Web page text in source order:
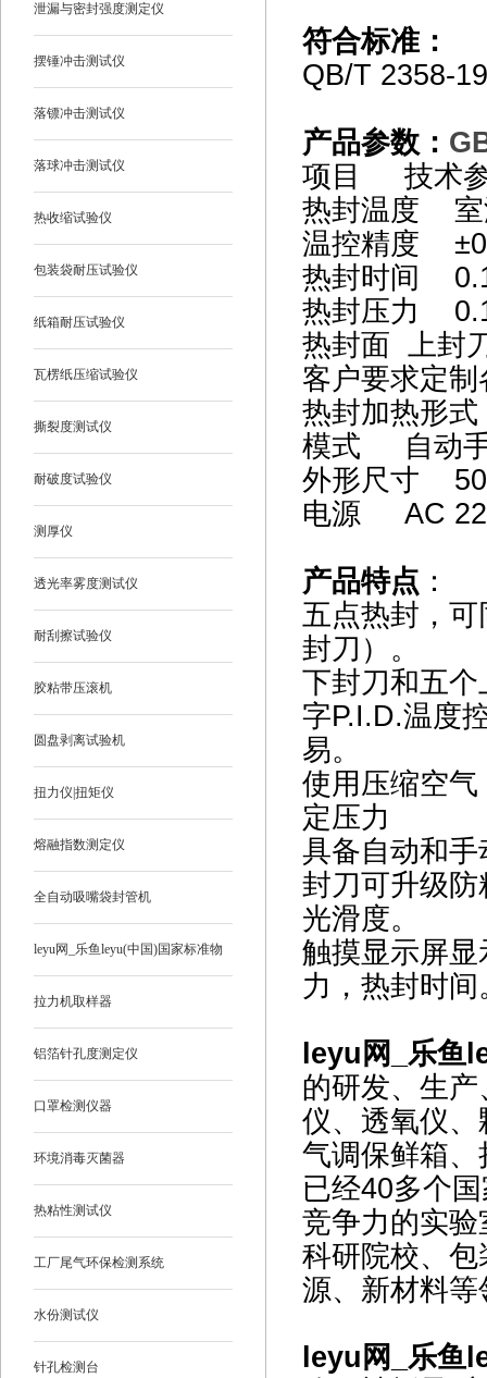
泄漏与密封强度测定仪
摆锤冲击测试仪
落镖冲击测试仪
落球冲击测试仪
热收缩试验仪
包装袋耐压试验仪
纸箱耐压试验仪
瓦楞纸压缩试验仪
撕裂度测试仪
耐破度试验仪
测厚仪
透光率雾度测试仪
耐刮擦试验仪
胶粘带压滚机
圆盘剥离试验机
扭力仪|扭矩仪
熔融指数测定仪
全自动吸嘴袋封管机
leyu网_乐鱼leyu(中国)国家标准物
质
拉力机取样器
铝箔针孔度测定仪
口罩检测仪器
环境消毒灭菌器
热粘性测试仪
工厂尾气环保检测系统
水份测试仪
针孔检测台
符合标准：
QB/T 2358-
产品参数：
项目 技术
热封温度
温控精度
热封时间
热封压力
热封面 上封
客户要求定
热封加热形
模式 自动手
外形尺寸
电源 AC
产品特点 ：
五点热封，
封刀）。
下封刀和五
字P.I.D.温度
易。
使用压缩空
定压力
具备自动和
封刀可升级
光滑度。
触摸显示屏
力，热封时间
leyu网_乐鱼
的研发、生
仪、透氧仪
气调保鲜箱
已经40多个
竞争力的实
科研院校、
源、新材料等
leyu网_乐鱼